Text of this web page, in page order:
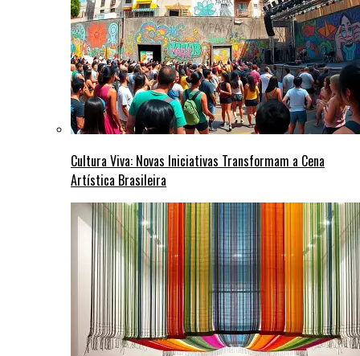
Cultura Viva: Novas Iniciativas Transformam a Cena
Artística Brasileira